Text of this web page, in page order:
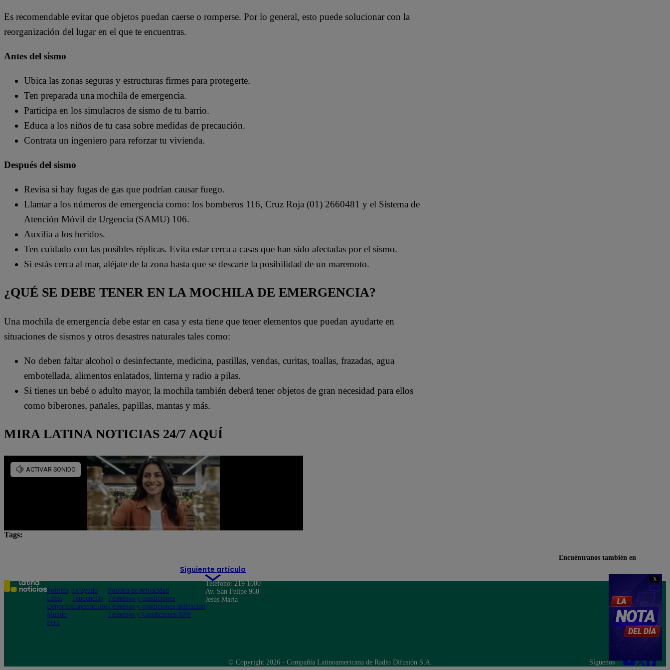
X
Es recomendable evitar que objetos puedan caerse o romperse. Por lo general, esto puede solucionar con la
reorganización del lugar en el que te encuentras.
Antes del sismo
Ubica las zonas seguras y estructuras firmes para protegerte.
Ten preparada una mochila de emergencia.
Participa en los simulacros de sismo de tu barrio.
Educa a los niños de tu casa sobre medidas de precaución.
Contrata un ingeniero para reforzar tu vivienda.
Después del sismo
Revisa si hay fugas de gas que podrían causar fuego.
Llamar a los números de emergencia como: los bomberos 116, Cruz Roja (01) 2660481 y el Sistema de
Atención Móvil de Urgencia (SAMU) 106.
Auxilia a los heridos.
Ten cuidado con las posibles réplicas. Evita estar cerca a casas que han sido afectadas por el sismo.
Si estás cerca al mar, aléjate de la zona hasta que se descarte la posibilidad de un maremoto.
¿QUÉ SE DEBE TENER EN LA MOCHILA DE EMERGENCIA?
Una mochila de emergencia debe estar en casa y esta tiene que tener elementos que puedan ayudarte en
situaciones de sismos y otros desastres naturales tales como:
No deben faltar alcohol o desinfectante, medicina, pastillas, vendas, curitas, toallas, frazadas, agua
embotellada, alimentos enlatados, linterna y radio a pilas.
Si tienes un bebé o adulto mayor, la mochila también deberá tener objetos de gran necesidad para ellos
como biberones, pañales, papillas, mantas y más.
MIRA LATINA NOTICIAS 24/7 AQUÍ
Tags:
Siguiente artículo
Encuéntranos también en
Política
Lima
Deportes
Mundo
Perú
Te ayudo
Tendencias
Espectáculos
Política de privacidad
Términos y condiciones
Términos y condiciones aplicación
Términos y Condiciones APP
Teléfono: 219 1000
Av. San Felipe 968
Jesús María
© Copyright 2026 - Compañía Latinoamericana de Radio Difusión S.A. Síguenos